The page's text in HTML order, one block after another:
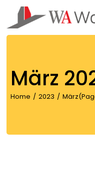
content
März
Home 2023 März